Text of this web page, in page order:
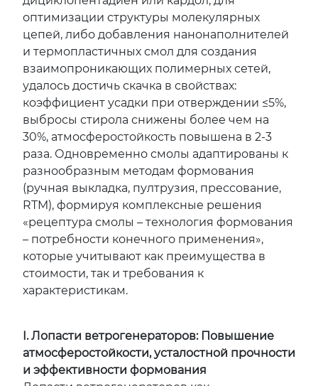
оптимизации структуры молекулярных
цепей, либо добавления нанонаполнителей
и термопластичных смол для создания
взаимопроникающих полимерных сетей,
удалось достичь скачка в свойствах:
коэффициент усадки при отверждении ≤5%,
выбросы стирола снижены более чем на
30%, атмосферостойкость повышена в 2-3
раза. Одновременно смолы адаптированы к
разнообразным методам формования
(ручная выкладка, пултрузия, прессование,
RTM), формируя комплексные решения
«рецептура смолы – технология формования
– потребности конечного применения»,
которые учитывают как преимущества в
стоимости, так и требования к
характеристикам.
I. Лопасти ветрогенераторов: Повышение
атмосферостойкости, усталостной прочности
и эффективности формования